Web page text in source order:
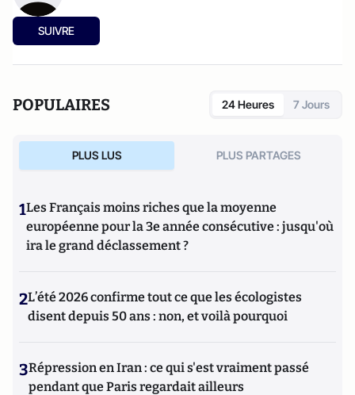
SUIVRE
POPULAIRES 24 Heures 7 Jours
PLUS LUS PLUS PARTAGES
1Les Français moins riches que la moyenne
européenne pour la 3e année consécutive : jusqu'où
ira le grand déclassement ?
2L’été 2026 confirme tout ce que les écologistes
disent depuis 50 ans : non, et voilà pourquoi
3Répression en Iran : ce qui s'est vraiment passé
pendant que Paris regardait ailleurs